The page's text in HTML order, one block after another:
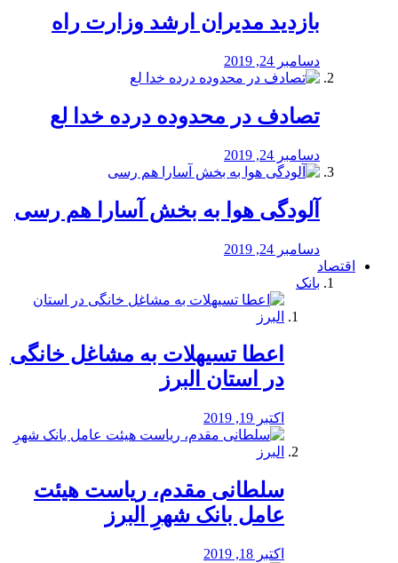
بازدید مدیران ارشد وزارت راه
دسامبر 24, 2019
تصادف در محدوده درده خدا لع
دسامبر 24, 2019
آلودگی هوا به بخش آسارا هم رسی
دسامبر 24, 2019
اقتصاد
بانک
️اعطا تسیهلات به مشاغل خانگی
در استان البرز
اکتبر 19, 2019
سلطانی مقدم، ریاست هیئت
عامل بانک شهرِ البرز
اکتبر 18, 2019